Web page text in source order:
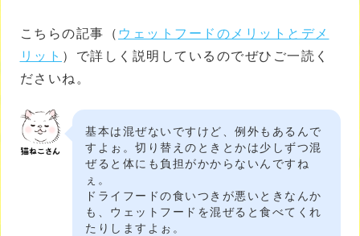
こちらの記事（ ウェットフードのメリットとデメ
リット ）で詳しく説明しているのでぜひご一読く
ださいね。
基本は混ぜないですけど、例外もあるんで
すよぉ。切り替えのときとかは少しずつ混
ぜると体にも負担がかからないんですね
ぇ。
ドライフードの食いつきが悪いときなんか
も、ウェットフードを混ぜると食べてくれ
たりしますよぉ。